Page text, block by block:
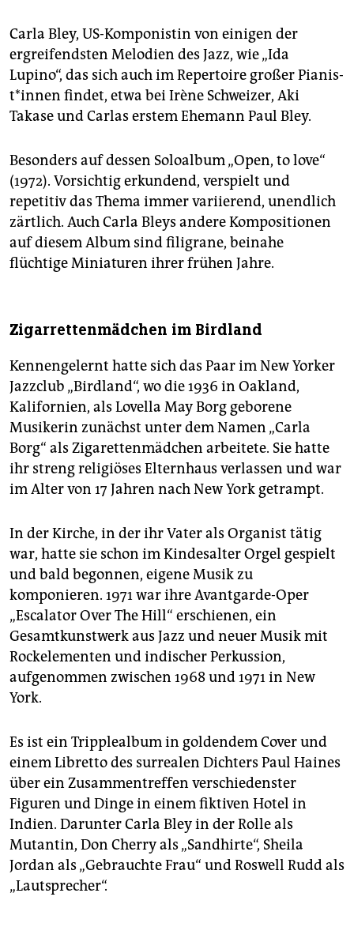
Carla Bley, US-Komponistin von einigen der
ergreifendsten Melodien des Jazz, wie „Ida
Lupino“, das sich auch im Repertoire großer Pia­nis­
t*in­nen findet, etwa bei Irène Schweizer, Aki
Takase und Carlas erstem Ehemann Paul Bley.
Besonders auf dessen Soloalbum „Open, to love“
(1972). Vorsichtig erkundend, verspielt und
repetitiv das Thema immer variierend, unendlich
zärtlich. Auch Carla Bleys andere Kompositionen
auf diesem Album sind filigrane, beinahe
flüchtige Miniaturen ihrer frühen Jahre.
Zigarrettenmädchen im Birdland
Kennengelernt hatte sich das Paar im New Yorker
Jazzclub „Birdland“, wo die 1936 in Oakland,
Kalifornien, als Lovella May Borg geborene
Musikerin zunächst unter dem Namen „Carla
Borg“ als Zigarettenmädchen arbeitete. Sie hatte
ihr streng religiöses Elternhaus verlassen und war
im Alter von 17 Jahren nach New York getrampt.
In der Kirche, in der ihr Vater als Organist tätig
war, hatte sie schon im Kindesalter Orgel gespielt
und bald begonnen, eigene Musik zu
komponieren. 1971 war ihre Avantgarde-Oper
„Escalator Over The Hill“ erschienen, ein
Gesamtkunstwerk aus Jazz und neuer Musik mit
Rockelementen und indischer Perkussion,
aufgenommen zwischen 1968 und 1971 in New
York.
Es ist ein Tripplealbum in goldendem Cover und
einem Libretto des surrealen Dichters Paul Haines
über ein Zusammentreffen verschiedenster
Figuren und Dinge in einem fiktiven Hotel in
Indien. Darunter Carla Bley in der Rolle als
Mutantin, Don Cherry als „Sandhirte“, Sheila
Jordan als „Gebrauchte Frau“ und Roswell Rudd als
„Lautsprecher“.